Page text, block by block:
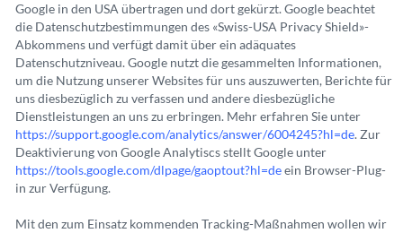
Google in den USA übertragen und dort gekürzt. Google beachtet
die Datenschutzbestimmungen des «Swiss-USA Privacy Shield»-
Abkommens und verfügt damit über ein adäquates
Datenschutzniveau. Google nutzt die gesammelten Informationen,
um die Nutzung unserer Websites für uns auszuwerten, Berichte für
uns diesbezüglich zu verfassen und andere diesbezügliche
Dienstleistungen an uns zu erbringen. Mehr erfahren Sie unter
https://support.google.com/analytics/answer/6004245?hl=de. Zur
Deaktivierung von Google Analytiscs stellt Google unter
https://tools.google.com/dlpage/gaoptout?hl=deein Browser-Plug-
in zur Verfügung.
Mit den zum Einsatz kommenden Tracking-Maßnahmen wollen wir